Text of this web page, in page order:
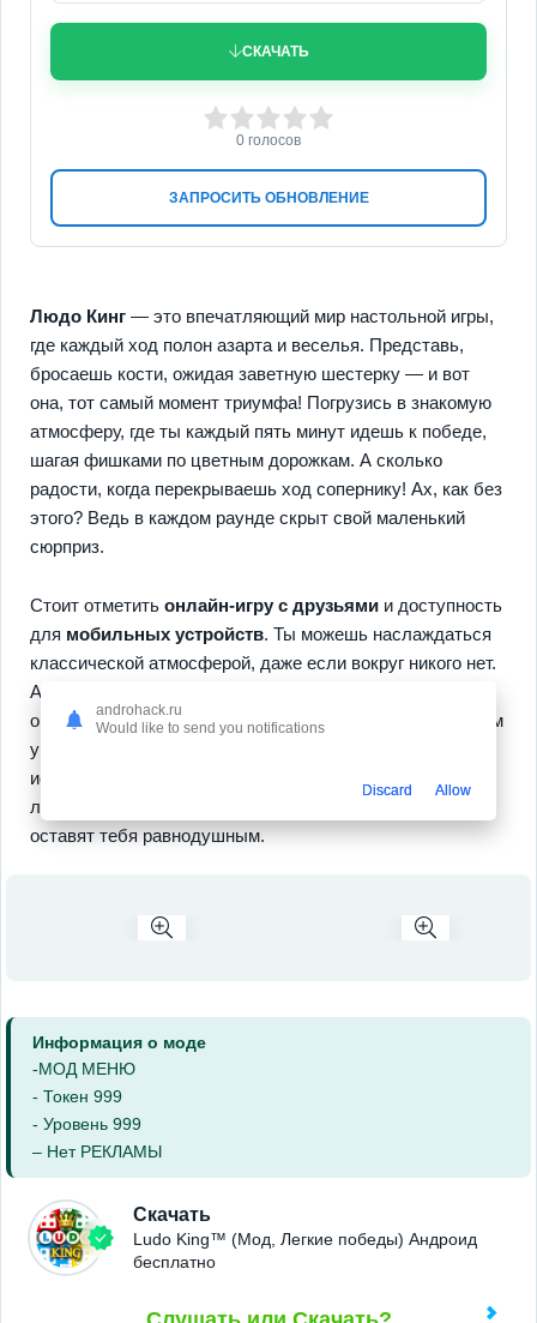
СКАЧАТЬ
ЗАПРОСИТЬ ОБНОВЛЕНИЕ
3 4 5
0 голосов
Людо Кинг — это впечатляющий мир настольной игры,
где каждый ход полон азарта и веселья. Представь,
бросаешь кости, ожидая заветную шестерку — и вот
она, тот самый момент триумфа! Погрузись в знакомую
атмосферу, где ты каждый пять минут идешь к победе,
шагая фишками по цветным дорожкам. А сколько
радости, когда перекрываешь ход сопернику! Ах, как без
этого? Ведь в каждом раунде скрыт свой маленький
сюрприз.
Стоит отметить онлайн-игру с друзьями и доступность
для мобильных устройств. Ты можешь наслаждаться
классической атмосферой, даже если вокруг никого нет.
А возможность кроссплатформенной игры добавляет
ощущения мета-прогресса, словно ты играешь на другом
уровне. Присоединяйся к захватывающим матчам,
испытай удивительное разнообразие и вернись в
любимую игру — уверяем, ностальгия и азарт точно не
оставят тебя равнодушным.
Информация о моде
-МОД МЕНЮ
- Токен 999
- Уровень 999
– Нет РЕКЛАМЫ
Скачать
Ludo King™ (Мод, Легкие победы) Андроид
бесплатно
androhack.ru
Would like to send you notifications
Discard Allow